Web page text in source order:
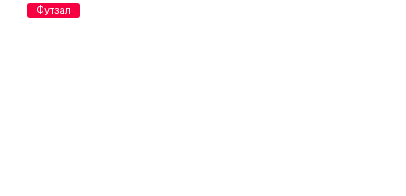
Футзал